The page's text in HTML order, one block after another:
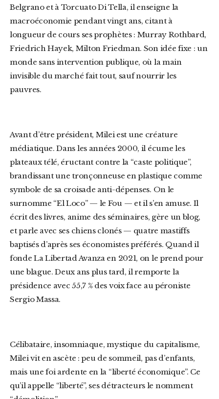
Belgrano et à Torcuato Di Tella, il enseigne la
macroéconomie pendant vingt ans, citant à
longueur de cours ses prophètes : Murray Rothbard,
Friedrich Hayek, Milton Friedman. Son idée fixe : un
monde sans intervention publique, où la main
invisible du marché fait tout, sauf nourrir les
pauvres.
Avant d’être président, Milei est une créature
médiatique. Dans les années 2000, il écume les
plateaux télé, éructant contre la “caste politique”,
brandissant une tronçonneuse en plastique comme
symbole de sa croisade anti-dépenses. On le
surnomme “El Loco” — le Fou — et il s’en amuse. Il
écrit des livres, anime des séminaires, gère un blog,
et parle avec ses chiens clonés — quatre mastiffs
baptisés d’après ses économistes préférés. Quand il
fonde La Libertad Avanza en 2021, on le prend pour
une blague. Deux ans plus tard, il remporte la
présidence avec 55,7 % des voix face au péroniste
Sergio Massa.
Célibataire, insomniaque, mystique du capitalisme,
Milei vit en ascète : peu de sommeil, pas d’enfants,
mais une foi ardente en la “liberté économique”. Ce
qu’il appelle “liberté”, ses détracteurs le nomment